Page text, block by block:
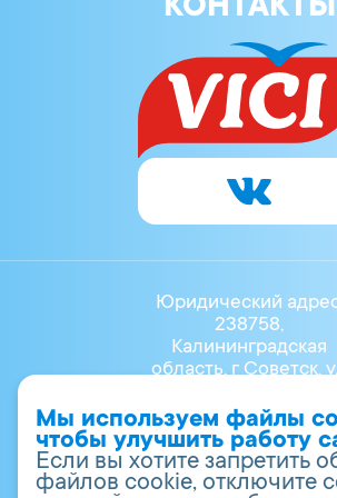
КОНТАКТЫ
Юридический
238758,
Калининградская
область, г Советск,
8 (40161) 40-700
vr.info@vici.ru
ОГРН
ИНН 3911008930
Мы используем файлы
чтобы улучшить работу
Если вы хотите запретить
файлов cookie, отключите